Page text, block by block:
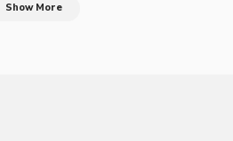
Show More